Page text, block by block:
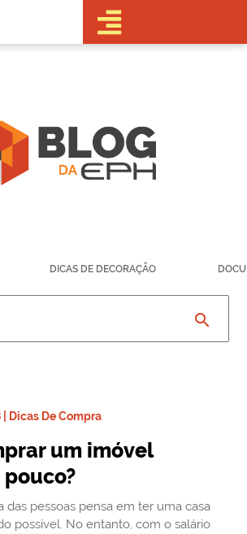
•Sobre a EPH
Lançamentos
Lançamentos
Em obras
•Trabalhe
DICAS DE DECORAÇÃO
search
Dicas De Compra
um imóvel
das pessoas pensa em ter uma casa
possível. No entanto, com o salário